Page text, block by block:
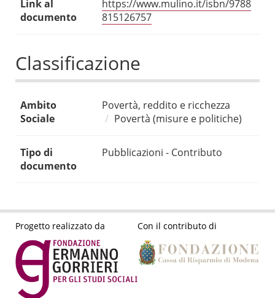
Link al
documento
https://www.mulino.it/isbn/9788
815126757
Classificazione
Ambito
Sociale
Povertà, reddito e ricchezza
Povertà (misure e politiche)
Tipo di
documento
Pubblicazioni - Contributo
Progetto realizzato da Con il contributo di